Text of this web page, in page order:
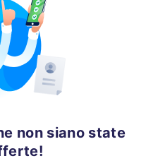
non siano state